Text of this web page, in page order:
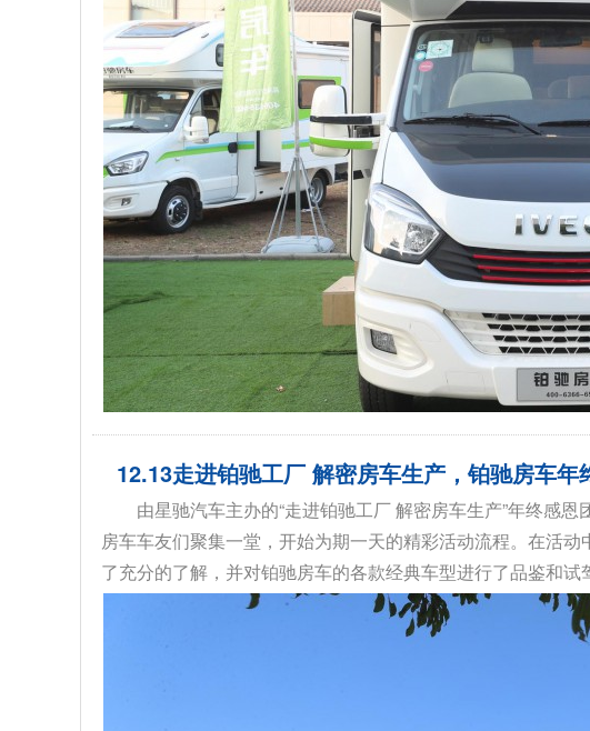
12.13走进铂驰工厂 解密房车生产，铂驰房车年
由星驰汽车主办的“走进铂驰工厂 解密房车生产”年终感
房车车友们聚集一堂，开始为期一天的精彩活动流程。在活
了充分的了解，并对铂驰房车的各款经典车型进行了品鉴和试